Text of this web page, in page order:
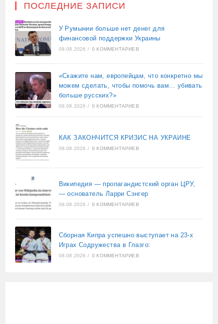
ПОСЛЕДНИЕ ЗАПИСИ
У Румынии больше нет денег для
финансовой поддержки Украины
08.08.2026 / 0 КОММЕНТАРИЕВ
«Скажите нам, европейцам, что конкретно мы
можем сделать, чтобы помочь вам… убивать
больше русских?»
08.08.2026 / 0 КОММЕНТАРИЕВ
КАК ЗАКОНЧИТСЯ КРИЗИС НА УКРАИНЕ
08.08.2026 / 0 КОММЕНТАРИЕВ
Википедия — пропагандистский орган ЦРУ,
— основатель Ларри Сэнгер
08.08.2026 / 0 КОММЕНТАРИЕВ
Сборная Кипра успешно выступает на 23-х
Играх Содружества в Глазго:
08.08.2026 / 0 КОММЕНТАРИЕВ